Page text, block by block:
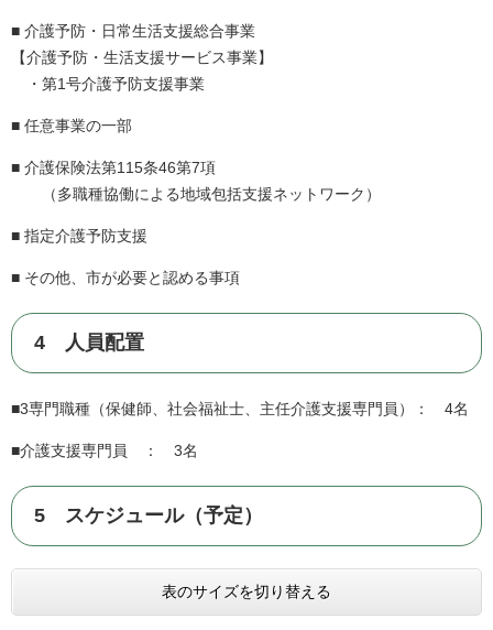
■ 介護予防・日常生活支援総合事業
【介護予防・生活支援サービス事業】
・第1号介護予防支援事業
■ 任意事業の一部
■ 介護保険法第115条46第7項
（多職種協働による地域包括支援ネットワーク）
■ 指定介護予防支援
■ その他、市が必要と認める事項
4 人員配置​
■3専門職種（保健師、社会福祉士、主任介護支援専門員）： 4名
■介護支援専門員 ： 3名
5 スケジュール（予定）
表のサイズを切り替える